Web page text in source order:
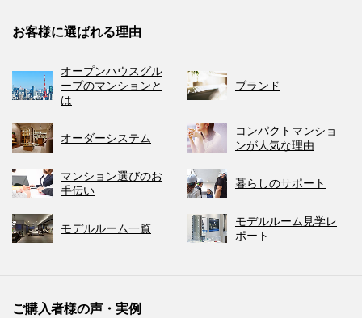
お客様に選ばれる理由
オープンハウスグル
ープのマンションと
は
ブランド
オーダーシステム
コンパクトマンショ
ンが人気な理由
マンション選びのお
手伝い
暮らしのサポート
モデルルーム一覧
モデルルーム見学レ
ポート
ご購入者様の声・実例